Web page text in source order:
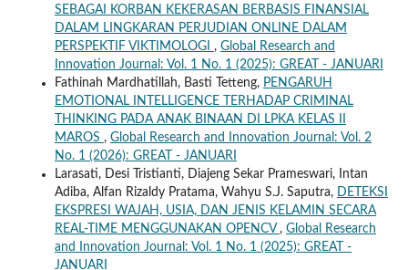
SEBAGAI KORBAN KEKERASAN BERBASIS FINANSIAL
DALAM LINGKARAN PERJUDIAN ONLINE DALAM
PERSPEKTIF VIKTIMOLOGI , Global Research and
Innovation Journal: Vol. 1 No. 1 (2025): GREAT - JANUARI
Fathinah Mardhatillah, Basti Tetteng, PENGARUH
EMOTIONAL INTELLIGENCE TERHADAP CRIMINAL
THINKING PADA ANAK BINAAN DI LPKA KELAS II
MAROS , Global Research and Innovation Journal: Vol. 2
No. 1 (2026): GREAT - JANUARI
Larasati, Desi Tristianti, Diajeng Sekar Prameswari, Intan
Adiba, Alfan Rizaldy Pratama, Wahyu S.J. Saputra, DETEKSI
EKSPRESI WAJAH, USIA, DAN JENIS KELAMIN SECARA
REAL-TIME MENGGUNAKAN OPENCV , Global Research
and Innovation Journal: Vol. 1 No. 1 (2025): GREAT -
JANUARI